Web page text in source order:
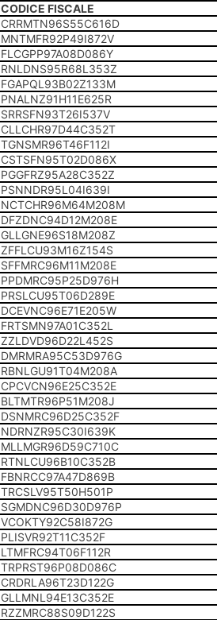
CODICE FISCALE
CRRMTN96S55C616D
MNTMFR92P49I872V
FLCGPP97A08D086Y
RNLDNS95R68L353Z
FGAPQL93B02Z133M
PNALNZ91H11E625R
SRRSFN93T26I537V
CLLCHR97D44C352T
TGNSMR96T46F112I
CSTSFN95T02D086X
PGGFRZ95A28C352Z
PSNNDR95L04I639I
NCTCHR96M64M208M
DFZDNC94D12M208E
GLLGNE96S18M208Z
ZFFLCU93M16Z154S
SFFMRC96M11M208E
PPDMRC95P25D976H
PRSLCU95T06D289E
DCEVNC96E71E205W
FRTSMN97A01C352L
ZZLDVD96D22L452S
DMRMRA95C53D976G
RBNLGU91T04M208A
CPCVCN96E25C352E
BLTMTR96P51M208J
DSNMRC96D25C352F
NDRNZR95C30I639K
MLLMGR96D59C710C
RTNLCU96B10C352B
FBNRCC97A47D869B
TRCSLV95T50H501P
SGMDNC96D30D976P
VCOKTY92C58I872G
PLISVR92T11C352F
LTMFRC94T06F112R
TRPRST96P08D086C
CRDRLA96T23D122G
GLLMNL94E13C352E
RZZMRC88S09D122S